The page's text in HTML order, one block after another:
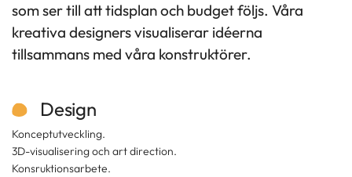
som ser till att tidsplan och budget följs. Våra
kreativa designers visualiserar idéerna
tillsammans med våra konstruktörer.
Design
Konceptutveckling.
3D-visualisering och art direction.
Konsruktionsarbete.